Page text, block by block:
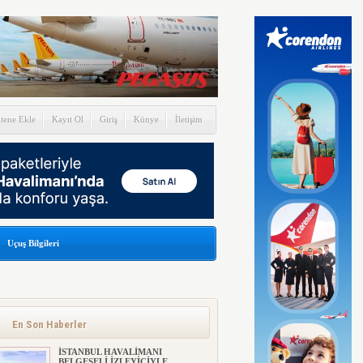
Ekle Kayıt Ol Giriş Künye İletişim
Uçuş Bilgileri
En Son Haberler
İSTANBUL HAVALİMANI